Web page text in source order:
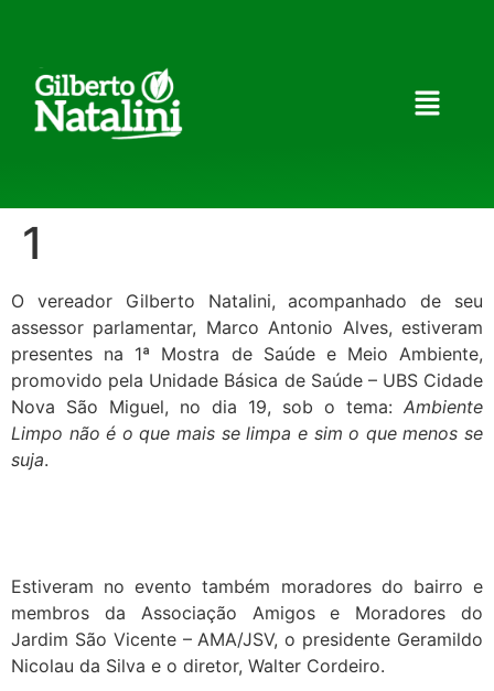
1
O vereador Gilberto Natalini, acompanhado de seu
assessor parlamentar, Marco Antonio Alves, estiveram
presentes na 1ª Mostra de Saúde e Meio Ambiente,
promovido pela Unidade Básica de Saúde – UBS Cidade
Nova São Miguel, no dia 19, sob o tema: Ambiente
Limpo não é o que mais se limpa e sim o que menos se
suja.
Estiveram no evento também moradores do bairro e
membros da Associação Amigos e Moradores do
Jardim São Vicente – AMA/JSV, o presidente Geramildo
Nicolau da Silva e o diretor, Walter Cordeiro.